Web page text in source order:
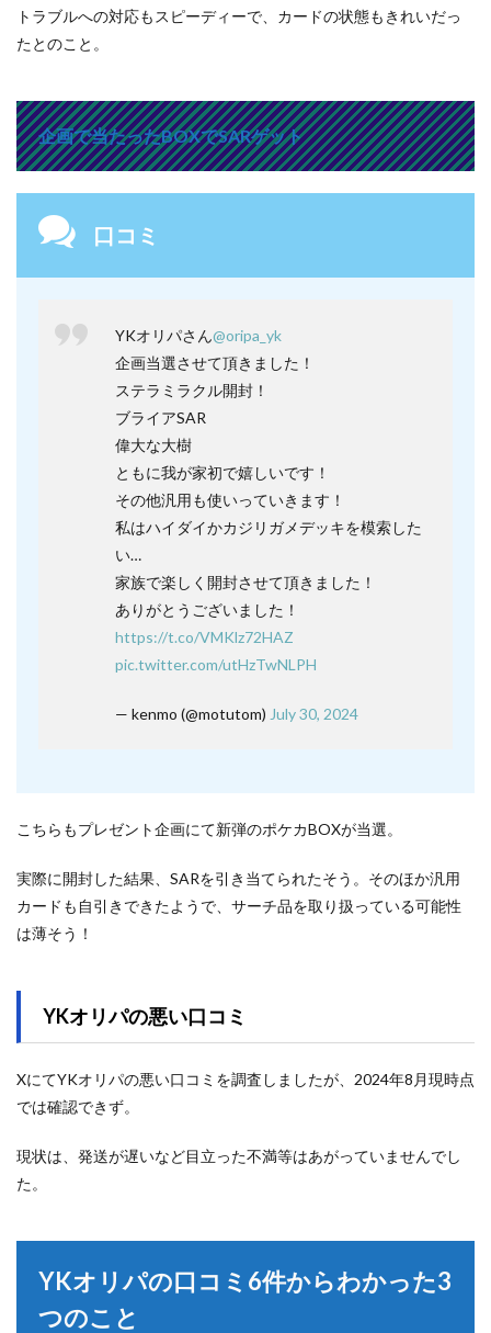
トラブルへの対応もスピーディーで、カードの状態もきれいだっ
たとのこと。
企画で当たったBOXでSARゲット
口コミ
YKオリパさん@oripa_yk
企画当選させて頂きました！
ステラミラクル開封！
ブライアSAR
偉大な大樹
ともに我が家初で嬉しいです！
その他汎用も使いっていきます！
私はハイダイかカジリガメデッキを模索した
い…
家族で楽しく開封させて頂きました！
ありがとうございました！
https://t.co/VMKlz72HAZ
pic.twitter.com/utHzTwNLPH
— kenmo (@motutom) July 30, 2024
こちらもプレゼント企画にて新弾のポケカBOXが当選。
実際に開封した結果、SARを引き当てられたそう。そのほか汎用
カードも自引きできたようで、サーチ品を取り扱っている可能性
は薄そう！
YKオリパの悪い口コミ
XにてYKオリパの悪い口コミを調査しましたが、2024年8月現時点
では確認できず。
現状は、発送が遅いなど目立った不満等はあがっていませんでし
た。
YKオリパの口コミ6件からわかった3
つのこと